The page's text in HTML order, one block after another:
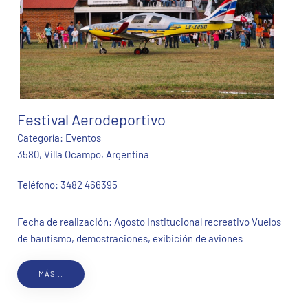
Festival Aerodeportivo
Categoría: Eventos
3580, Villa Ocampo, Argentina
Teléfono: 3482 466395
Fecha de realización: Agosto Institucional recreativo Vuelos
de bautismo, demostraciones, exibición de aviones
MÁS...